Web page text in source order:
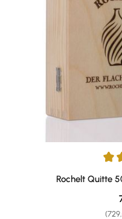
Durchschnittliche
Rochelt Quitte